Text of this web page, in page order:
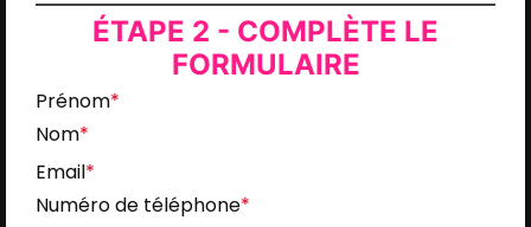
ÉTAPE 2 - COMPLÈTE LE
FORMULAIRE
Prénom*
Nom*
Email*
Numéro de téléphone*